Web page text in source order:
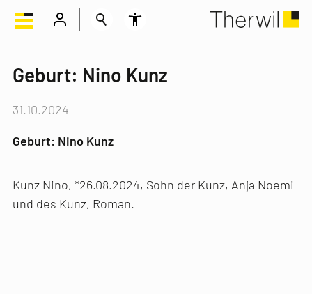
Geburt: Nino Kunz
31.10.2024
Geburt: Nino Kunz
Kunz Nino, *26.08.2024, Sohn der Kunz, Anja Noemi
und des Kunz, Roman.